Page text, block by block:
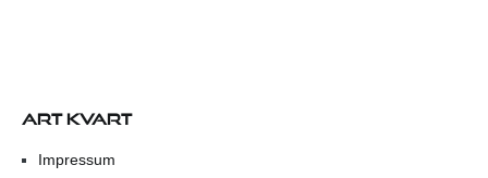
ART KVART
Impressum